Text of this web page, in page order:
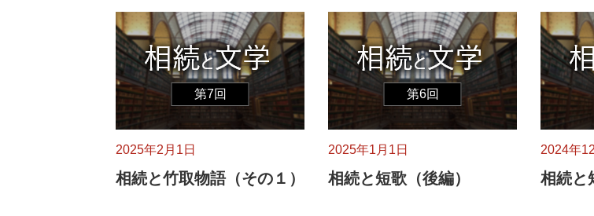
第7回
2025年2月1日
相続と竹取物語（その１）
第6回
2025年1月1日
相続と短歌（後編）
2024年
相続と